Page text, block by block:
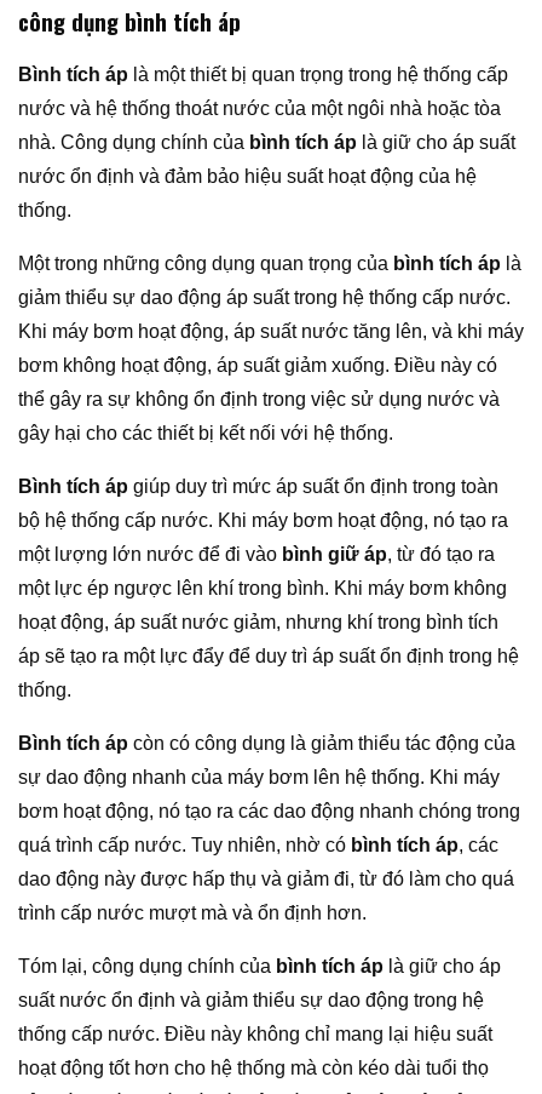
công dụng bình tích áp
Bình tích áp là một thiết bị quan trọng trong hệ thống cấp
nước và hệ thống thoát nước của một ngôi nhà hoặc tòa
nhà. Công dụng chính của bình tích áp là giữ cho áp suất
nước ổn định và đảm bảo hiệu suất hoạt động của hệ
thống.
Một trong những công dụng quan trọng của bình tích áp là
giảm thiểu sự dao động áp suất trong hệ thống cấp nước.
Khi máy bơm hoạt động, áp suất nước tăng lên, và khi máy
bơm không hoạt động, áp suất giảm xuống. Điều này có
thể gây ra sự không ổn định trong việc sử dụng nước và
gây hại cho các thiết bị kết nối với hệ thống.
Bình tích áp giúp duy trì mức áp suất ổn định trong toàn
bộ hệ thống cấp nước. Khi máy bơm hoạt động, nó tạo ra
một lượng lớn nước để đi vào bình giữ áp, từ đó tạo ra
một lực ép ngược lên khí trong bình. Khi máy bơm không
hoạt động, áp suất nước giảm, nhưng khí trong bình tích
áp sẽ tạo ra một lực đẩy để duy trì áp suất ổn định trong hệ
thống.
Bình tích áp còn có công dụng là giảm thiểu tác động của
sự dao động nhanh của máy bơm lên hệ thống. Khi máy
bơm hoạt động, nó tạo ra các dao động nhanh chóng trong
quá trình cấp nước. Tuy nhiên, nhờ có bình tích áp, các
dao động này được hấp thụ và giảm đi, từ đó làm cho quá
trình cấp nước mượt mà và ổn định hơn.
Tóm lại, công dụng chính của bình tích áp là giữ cho áp
suất nước ổn định và giảm thiểu sự dao động trong hệ
thống cấp nước. Điều này không chỉ mang lại hiệu suất
hoạt động tốt hơn cho hệ thống mà còn kéo dài tuổi thọ